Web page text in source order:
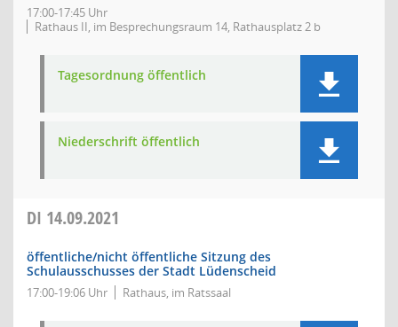
17:00-17:45 Uhr
Rathaus II, im Besprechungsraum 14, Rathausplatz 2 b
Tagesordnung öffentlich
Niederschrift öffentlich
DI 14.09.2021
öffentliche/nicht öffentliche Sitzung des
Schulausschusses der Stadt Lüdenscheid
17:00-19:06 Uhr Rathaus, im Ratssaal